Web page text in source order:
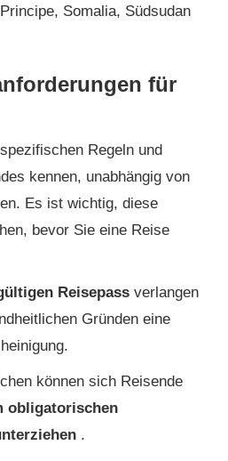
Somalia, Südsudan
für
Regeln und
kennen, unabhängig von
Es ist wichtig, diese
bevor Sie eine Reise
Reisepass verlangen
Gründen eine
können sich Reisende
obligatorischen
.